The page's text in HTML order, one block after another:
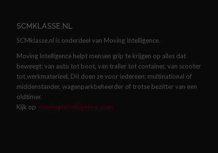
SCMKLASSE.NL
SCMklasse.nl is onderdeel van Moving Intelligence.
Moving Intelligence helpt mensen grip te krijgen op alles dat
beweegt: van auto tot boot, van trailer tot container, van scooter
tot werkmaterieel. Dit doen ze voor iedereen: multinational of
middenstander, wagenparkbeheerder of trotse bezitter van een
oldtimer.
Kijk op movingintelligence.com